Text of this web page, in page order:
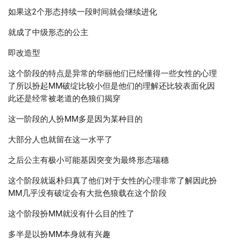
如果这2个形态持续一段时间就会继续进化
就成了中级形态的公主
即改造型
这个阶段的特点是异常的华丽他们已经懂得一些女性的心理
了所以扮起MM破绽比较小但是他们的理解还比较表面化因
此还是经常被老道的色狼们揭穿
这一阶段的人扮MM多是因为某种目的
大部分人也就留在这一水平了
之后公主有极小可能基因突变为最终形态瑞穗
这个阶段就返朴归真了他们对于女性的心理非常了解因此扮
MM几乎没有破绽会有大批色狼载在这个阶段
这个阶段扮MM就没有什么目的性了
多半是以扮MM本身就有兴趣